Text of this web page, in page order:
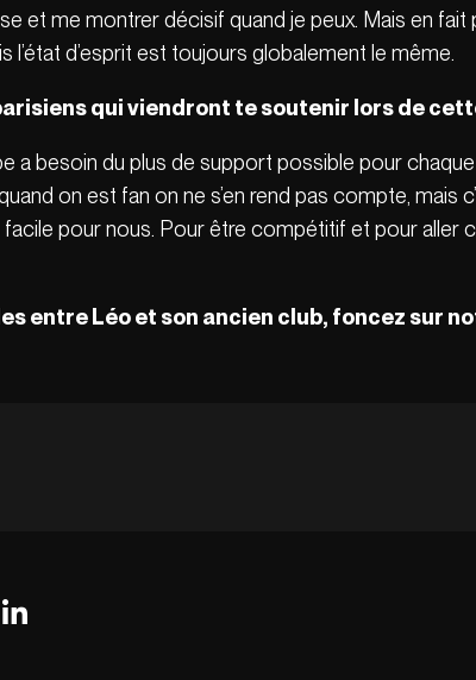
et me montrer décisif quand je peux. Mais en
l’état d’esprit est toujours globalement le même.
qui viendront te soutenir lors de
a besoin du plus de support possible pour
on est fan on ne s’en rend pas compte, mais
pour nous. Pour être compétitif et pour aller
entre Léo et son ancien club, foncez sur